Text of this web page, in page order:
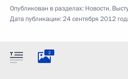
Опубликован в разделах: Новости,
Дата публикации:24 сентября 2012
2